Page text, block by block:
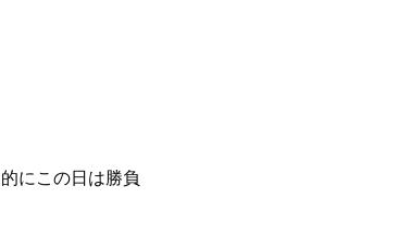
にこの日は勝負